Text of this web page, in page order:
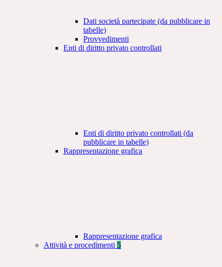
Dati società partecipate (da pubblicare in
tabelle)
Provvedimenti
Enti di diritto privato controllati
Enti di diritto privato controllati (da
pubblicare in tabelle)
Rappresentazione grafica
Rappresentazione grafica
Attività e procedimenti 5